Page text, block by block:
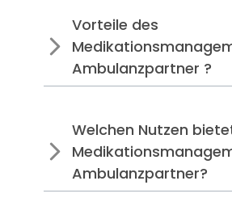
Vorteile des
Ambulanzpartner ?
Welchen Nutzen
Ambulanzpartner?